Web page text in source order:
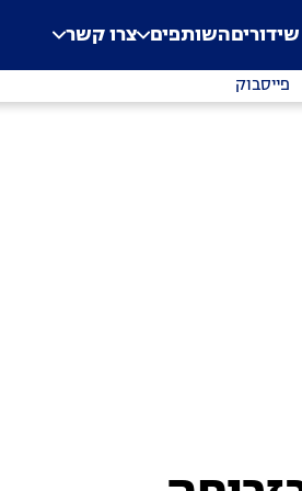
השותפים צרו קשר
פייסבוק